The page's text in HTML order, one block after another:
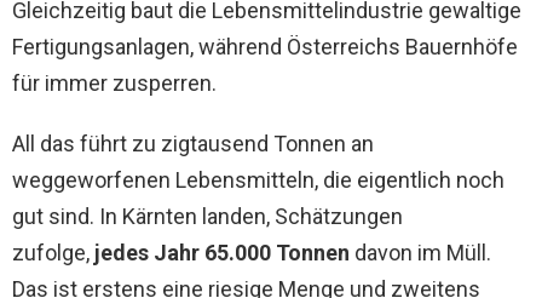
Gleichzeitig baut die Lebensmittelindustrie gewaltige
Fertigungsanlagen, während Österreichs Bauernhöfe
für immer zusperren.
All das führt zu zigtausend Tonnen an
weggeworfenen Lebensmitteln, die eigentlich noch
gut sind. In Kärnten landen, Schätzungen
zufolge, jedes Jahr 65.000 Tonnen davon im Müll.
Das ist erstens eine riesige Menge und zweitens